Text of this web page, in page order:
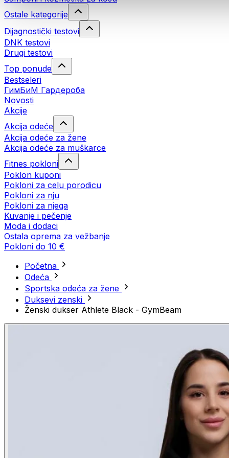
Ostale kategorije
Dijagnostički testovi
DNK testovi
Drugi testovi
Top ponude
Bestseleri
ГимБиМ Гардeробa
Novosti
Akcije
Akcija odeće
Akcija odeće za žene
Akcija odeće za muškarce
Fitnes pokloni
Poklon kuponi
Pokloni za celu porodicu
Pokloni za nju
Pokloni za njega
Kuvanje i pečenje
Moda i dodaci
Ostala oprema za vežbanje
Pokloni do 10 €
Početna
Odeća
Sportska odeća za žene
Duksevi zenski
Ženski dukser Athlete Black - GymBeam